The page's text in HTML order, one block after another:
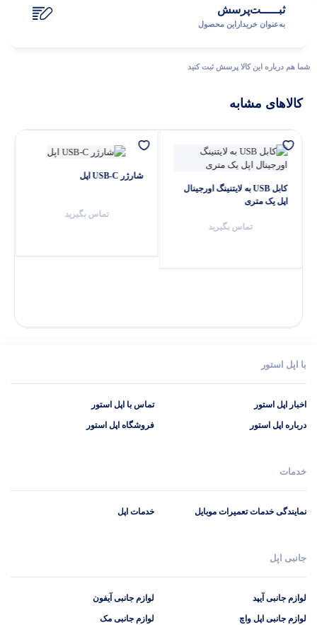
ثبـــــت‌پرسش
به‌عنوان ‌خریدار‌این‌ محصول
شما هم درباره این کالا پرسش ثبت کنید
کالاهای مشابه
کابل USB به لایتنینگ اورجینال
اپل یک متری
تماس بگیرید
شارژر USB-C اپل
تماس بگیرید
با اپل استور
اخبار اپل استور
درباره اپل استور
تماس با اپل استور
فروشگاه اپل استور
خدمات
نمایندگی خدمات تعمیرات موبایل خدمات اپل
جانبی اپل
لوازم جانبی آیپد
لوازم جانبی اپل واچ
لوازم جانبی آیفون
لوازم جانبی مک